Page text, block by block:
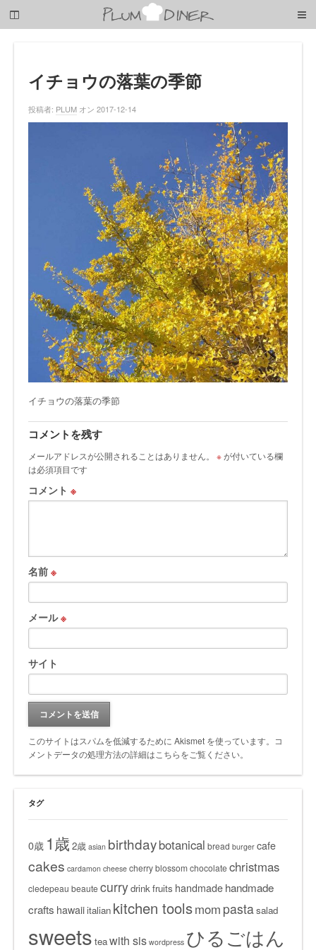
子
イチョウの落葉の季節
投稿者: PLUM オン 2017-12-14
イチョウの落葉の季節
コメントを残す
メールアドレスが公開されることはありません。 ※が付いている欄
は必須項目です
コメント ※
名前 ※
メール※
サイト
このサイトはスパムを低減するために Akismet を使っています。
コ
メントデータの処理方法の詳細はこちらをご覧ください。
タグ
0歳 1歳 2歳 asian birthdaybotanical bread burger cafe
cakes cardamon cheese cherry blossomchocolatechristmas
cledepeau beautecurrydrinkfruits handmade handmade
crafts hawaiiitalian kitchen toolsmom pastasalad
sweets teawith sis wordpress ひるごはん